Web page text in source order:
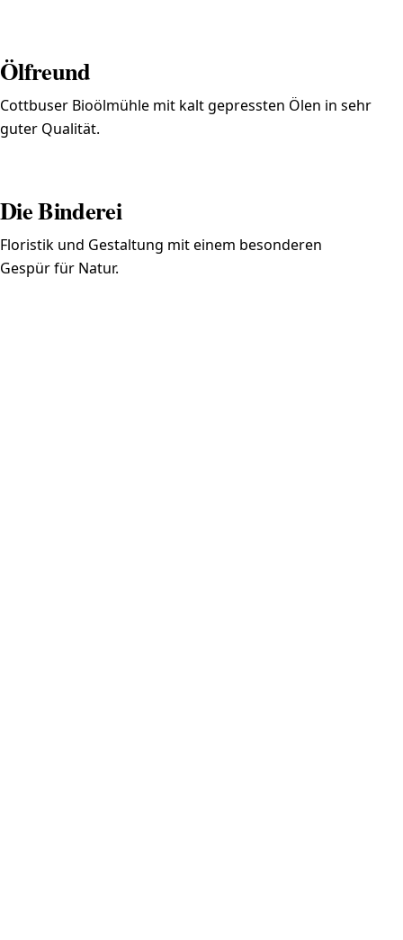
Ölfreund
Cottbuser Bioölmühle mit kalt gepressten Ölen in sehr
guter Qualität.
Die Binderei
Floristik und Gestaltung mit einem besonderen
Gespür für Natur.